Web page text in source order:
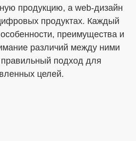
продукцию, а web-дизайн
продуктах. Каждый
преимущества и
различий между ними
правильный подход для
целей.